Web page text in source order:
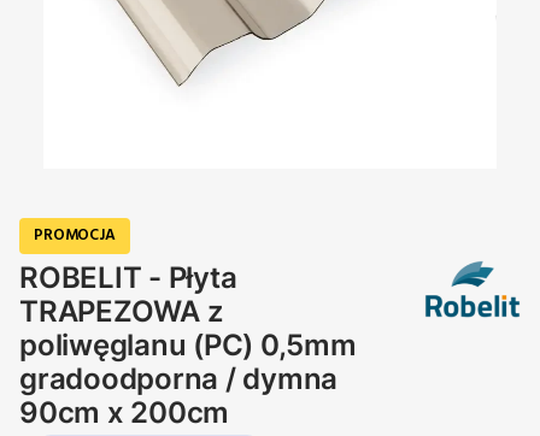
PROMOCJA
ROBELIT - Płyta
TRAPEZOWA z
poliwęglanu (PC) 0,5mm
gradoodporna / dymna
90cm x 200cm